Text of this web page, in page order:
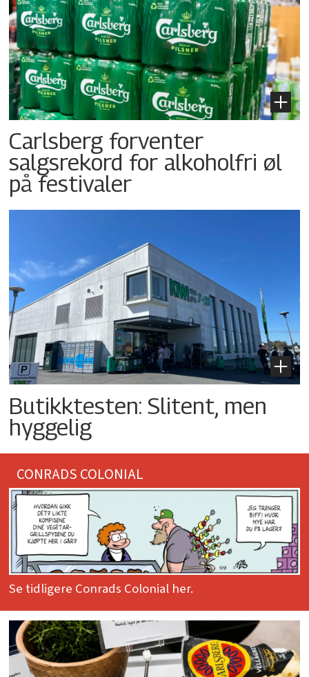
Carlsberg forventer
salgsrekord for alkoholfri øl
på festivaler
Butikktesten: Slitent, men
hyggelig
CONRADS COLONIAL
Se tidligere Conrads Colonial her.